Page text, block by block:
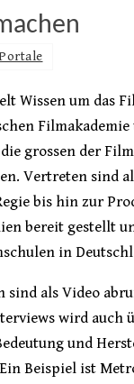
Wissen um das
grossen der
Vertreten sind
bis hin zur
bereit gestellt
in
sind als Video
wird auch
und
Beispiel ist